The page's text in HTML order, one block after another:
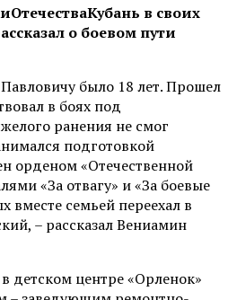
в своих
о боевом пути
было 18 лет. Прошел
в боях под
ранения не смог
подготовкой
орденом «Отечественной
«За отвагу» и «За боевые
вместе семьей переехал в
– рассказал Вениамин
детском центре «Орленок»